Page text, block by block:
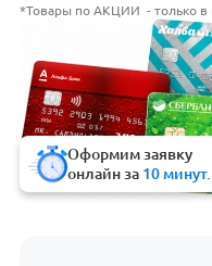
*Товары по АКЦИИ - только в
Оформим заявку
онлайн за 10 минут.